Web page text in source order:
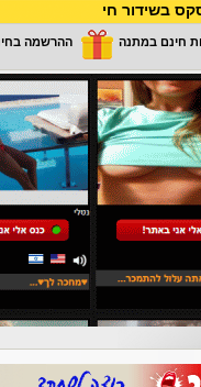
בשידור חי
ההרשמה